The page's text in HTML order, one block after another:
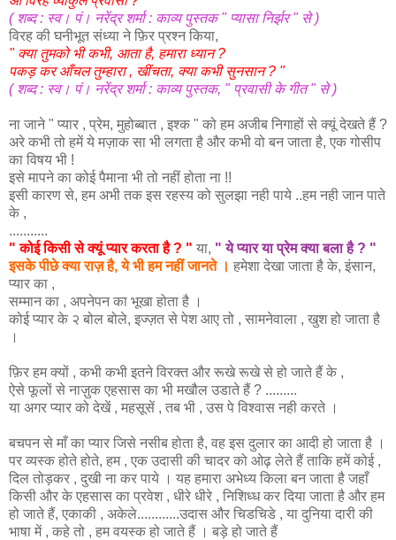
(शब्द: स्व। पं। नरेंद्र शर्मा: काव्य पुस्तक " प्यासा निर्झर " से )
विरह की घनीभूत संध्या ने फ़िर प्रश्न किया,
" क्या तुमको भी कभी, आता है, हमारा ध्यान?
पकड़ कर आँचल तुम्हारा, खींचता, क्या कभी सुनसान? "
(शब्द: स्व। पं। नरेंद्र शर्मा: काव्य पुस्तक, " प्रवासी के गीत " से )
ना जाने " प्यार , प्रेम, मुहोब्बात , इश्क " को हम अजीब निगाहों से क्यूं देखते हैं ?
अरे कभी तो हमें ये मज़ाक सा भी लगता है और कभी वो बन जाता है, एक गोसीप
का विषय भी !
इसे मापने का कोई पैमाना भी तो नहीं होता ना !!
इसी कारण से, हम अभी तक इस रहस्य को सुलझा नही पाये ..हम नही जान पाते
के ,
...........
"कोई किसी से क्यूं प्यार करता है? " या, "ये प्यार या प्रेम क्या बला है? "
इसके पीछे क्या राज़ है,ये भी हम नहीं जानते। हमेशा देखा जाता है के, इंसान,
प्यार का ,
सम्मान का , अपनेपन का भूखा होता है ।
कोई प्यार के २ बोल बोले, इज्ज़त से पेश आए तो , सामनेवाला , खुश हो जाता है
।
फ़िर हम क्यों , कभी कभी इतने विरक्त और रूखे रूखे से हो जाते हैं के ,
ऐसे फूलों से नाज़ुक एहसास का भी मखौल उडाते हैं ? .........
या अगर प्यार को देखें , महसूसें , तब भी , उस पे विश्वास नही करते ।
बचपन से माँ का प्यार जिसे नसीब होता है, वह इस दुलार का आदी हो जाता है ।
पर व्यस्क होते होते, हम , एक उदासी की चादर को ओढ़ लेते हैं ताकि हमें कोई ,
दिल तोड़कर , दुखी ना कर पाये । यह हमारा अभेध्य किला बन जाता है जहाँ
किसी और के एहसास का प्रवेश , धीरे धीरे , निशिध्ध कर दिया जाता है और हम
हो जाते हैं, एकाकी , अकेले............उदास और चिडचिडे , या दुनिया दारी की
भाषा में , कहे तो , हम वयस्क हो जाते हैं । बड़े हो जाते हैं